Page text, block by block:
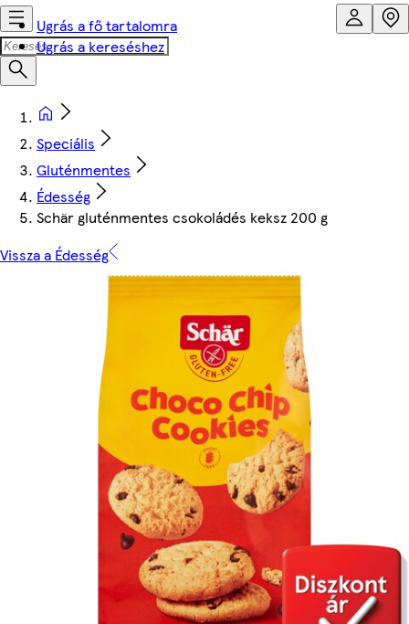
Ugrás a fő tartalomra
Ugrás a kereséshez
Speciális
Gluténmentes
Édesség
Schär gluténmentes csokoládés keksz 200 g
Vissza a Édesség